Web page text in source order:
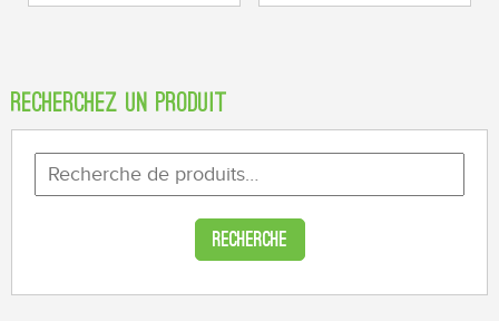
Recherchez un produit
Recherche
pour :